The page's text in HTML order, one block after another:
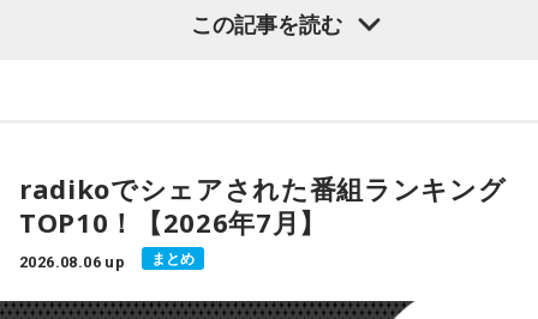
人生を重く考えすぎず、みんなのテンションをあげて、本音
【DJ中島ヒロト】
日本でも伸ばそうとしてますね〜気になります〜！
●そんなFadil Camuiに インドネシアの今、ホットなエンタ
- * - * - * - * - * - * - * - * - * - * - * - * - * - * - * - * - * - * - *
おうし座のアナタ：財布周りを軽くするとスッキリしそう。
この記事を読む
radikoでシェアされた番組ランキング
TOP10！【2026年7月】
2026.08.06 up まとめ